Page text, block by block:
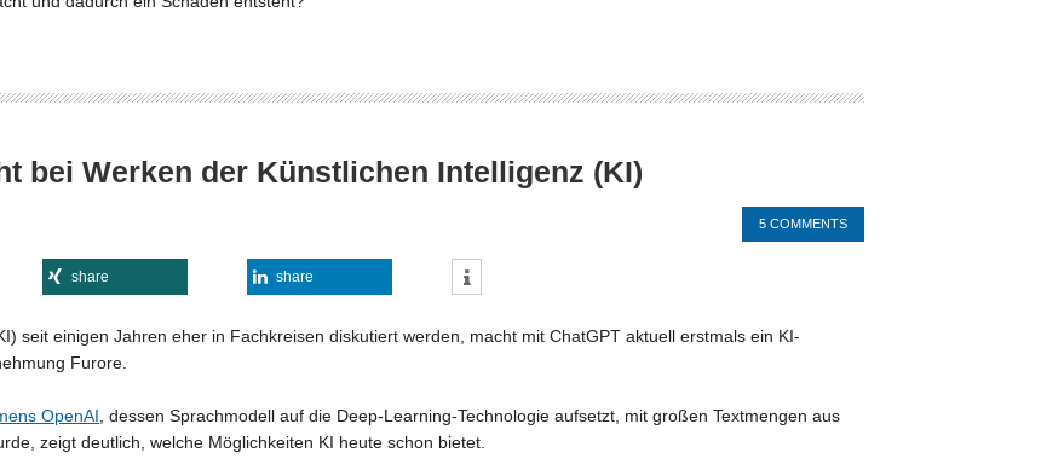
bei Werken der Künstlichen Intelligenz (KI)
5 COMMENTS
share share
seit einigen Jahren eher in Fachkreisen diskutiert werden, macht mit ChatGPT aktuell erstmals ein KI-
Furore.
OpenAI, dessen Sprachmodell auf die Deep-Learning-Technologie aufsetzt, mit großen Textmengen aus
zeigt deutlich, welche Möglichkeiten KI heute schon bietet.